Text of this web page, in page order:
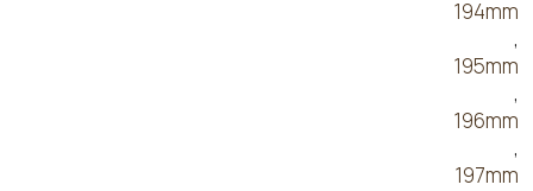
194mm
,
195mm
,
196mm
,
197mm